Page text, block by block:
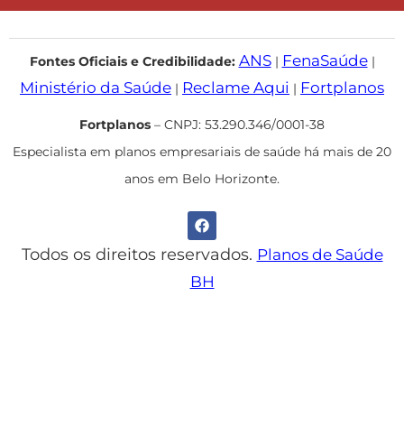
Fontes Oficiais e Credibilidade: ANS| FenaSaúde|
Ministério da Saúde | Reclame Aqui | Fortplanos
Fortplanos – CNPJ: 53.290.346/0001-38
Especialista em planos empresariais de saúde há mais de 20
anos em Belo Horizonte.
Todos os direitos reservados. Planos de Saúde
BH